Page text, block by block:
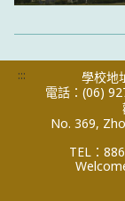
:::
學校地
電話：(06)
No. 369,
TEL：